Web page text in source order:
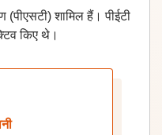
(पीएसटी) शामिल हैं। पीईटी
किए थे।